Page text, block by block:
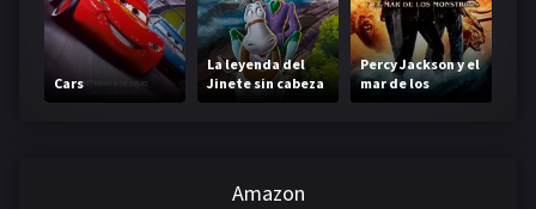
Cars
La leyenda del
Jinete sin cabeza
Percy Jackson y el
mar de los
monstruos
Amazon